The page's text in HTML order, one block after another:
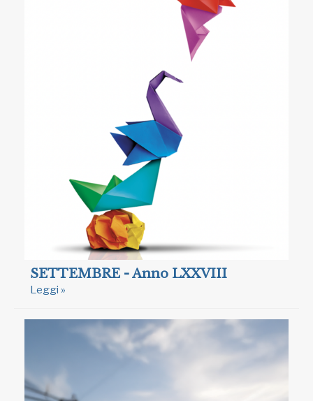
SETTEMBRE - Anno LXXVIII
Leggi »